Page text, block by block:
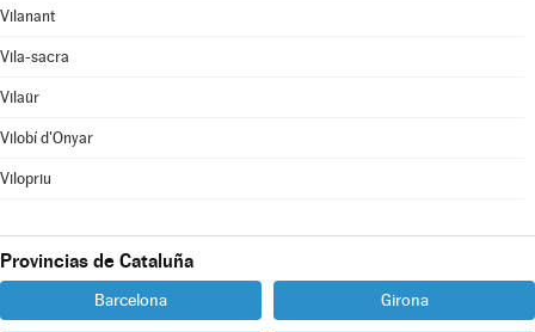
Vilanant
Vila-sacra
Vilaür
Vilobí d'Onyar
Vilopriu
Provincias de Cataluña
Barcelona Girona